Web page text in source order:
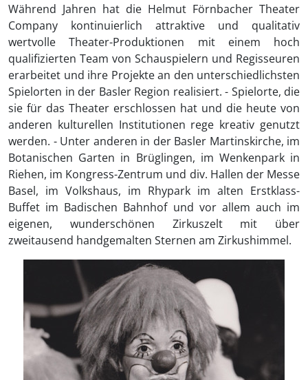
Während Jahren hat die Helmut Förnbacher Theater
Company kontinuierlich attraktive und qualitativ
wertvolle Theater-Produktionen mit einem hoch
qualifizierten Team von Schauspielern und Regisseuren
erarbeitet und ihre Projekte an den unterschiedlichsten
Spielorten in der Basler Region realisiert. - Spielorte, die
sie für das Theater erschlossen hat und die heute von
anderen kulturellen Institutionen rege kreativ genutzt
werden. - Unter anderen in der Basler Martinskirche, im
Botanischen Garten in Brüglingen, im Wenkenpark in
Riehen, im Kongress-Zentrum und div. Hallen der Messe
Basel, im Volkshaus, im Rhypark im alten Erstklass-
Buffet im Badischen Bahnhof und vor allem auch im
eigenen, wunderschönen Zirkuszelt mit über
zweitausend handgemalten Sternen am Zirkushimmel.